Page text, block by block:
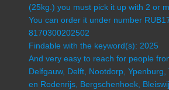
(25kg.) you must pick it up with 2 or
You can order it under number
8170300202502
Findable with the keyword(s): 2025
And very easy to reach for people
Delfgauw, Delft, Nootdorp,
en Rodenrijs, Bergschenhoek,